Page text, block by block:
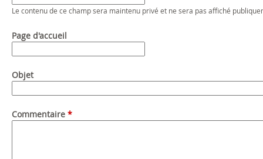
Le contenu de ce champ sera maintenu privé et ne sera pas affiché
Page d'accueil
Objet
Commentaire *